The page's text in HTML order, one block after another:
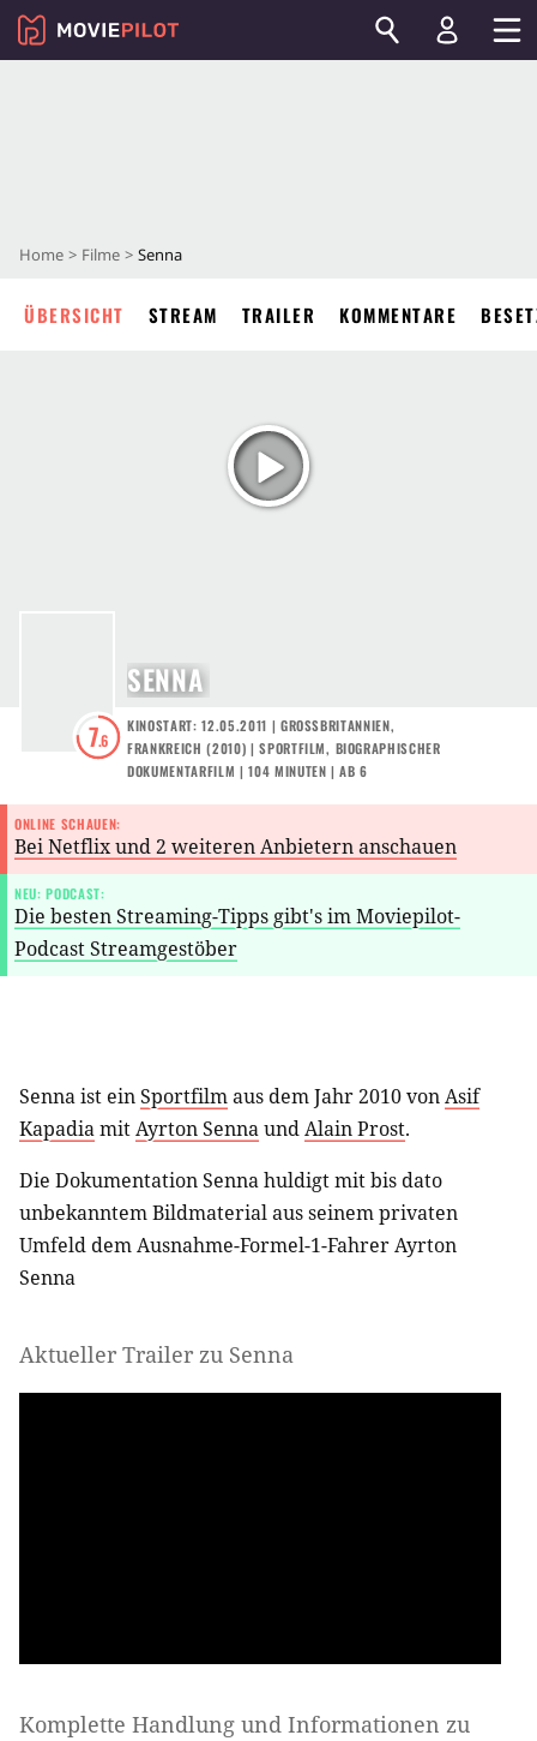
Home Filme Senna
ÜBERSICHT STREAM TRAILER KOMMENTARE
7.6
SENNA
KINOSTART: 12.05.2011 | GROSSBRITANNIEN ,
FRANKREICH (2010) |SPORTFILM, BIOGRAPHISCHER
DOKUMENTARFILM | 104 MINUTEN |AB 6
ONLINE SCHAUEN:
Bei Netflix und 2 weiteren Anbietern anschauen
NEU: PODCAST:
Die besten Streaming-Tipps gibt's im Moviepilot-
Podcast Streamgestöber
Senna ist einSportfilmaus dem Jahr 2010 vonAsif
KapadiamitAyrton SennaundAlain Prost.
Die Dokumentation Senna huldigt mit bis dato
unbekanntem Bildmaterial aus seinem privaten
Umfeld dem Ausnahme-Formel-1-Fahrer Ayrton
Senna
Aktueller Trailer zu Senna
Komplette Handlung und Informationen zu